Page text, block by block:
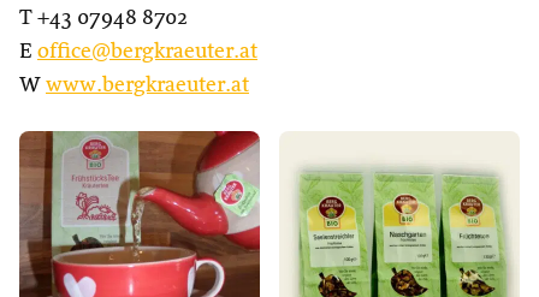
T +43 07948 8702
E office@bergkraeuter.at
W www.bergkraeuter.at